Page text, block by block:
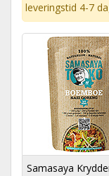
leveringstid 4-7
Samasaya